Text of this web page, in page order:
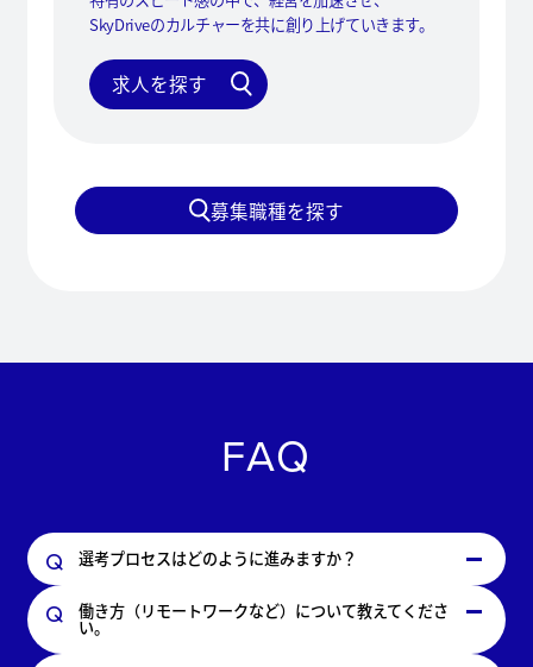
SkyDriveのカルチャーを共に創り上げていきます。
求人を探す
募集職種を探す
FAQ
選考プロセスはどのように進みますか？
働き方（リモートワークなど）について教えてくださ
い。